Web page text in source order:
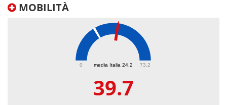
MOBILITÀ
media Italia 24.2
0 73.2
39.7